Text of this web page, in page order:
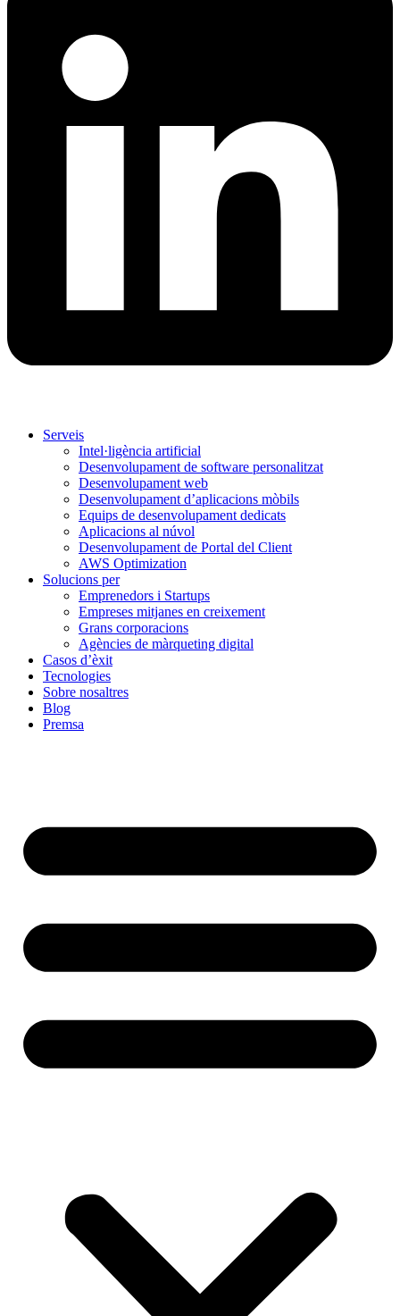
Serveis
Intel·ligència artificial
Desenvolupament de software personalitzat
Desenvolupament web
Desenvolupament d’aplicacions mòbils
Equips de desenvolupament dedicats
Aplicacions al núvol
Desenvolupament de Portal del Client
AWS Optimization
Solucions per
Emprenedors i Startups
Empreses mitjanes en creixement
Grans corporacions
Agències de màrqueting digital
Casos d’èxit
Tecnologies
Sobre nosaltres
Blog
Premsa